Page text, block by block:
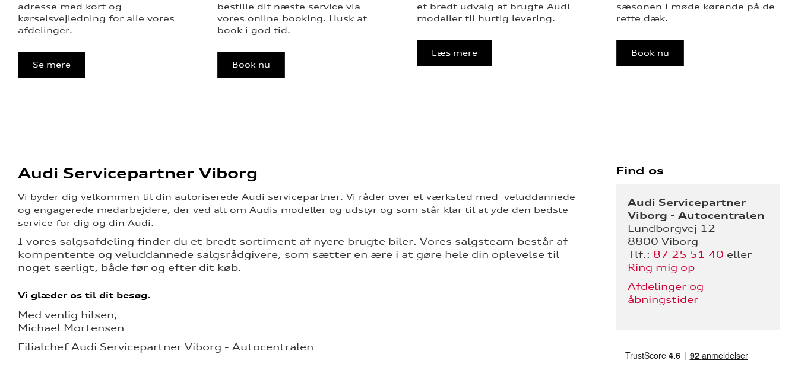
adresse med kort og
kørselsvejledning for alle vores
afdelinger.
Se mere
bestille dit næste service via
vores online booking. Husk at
book i god tid.
Book nu
et bredt udvalg af brugte Audi
modeller til hurtig levering.
Læs mere
sæsonen i møde kørende på de
rette dæk.
Book nu
Audi Servicepartner Viborg
Vi byder dig velkommen til din autoriserede Audi servicepartner. Vi råder over et værksted med veluddannede
og engagerede medarbejdere, der ved alt om Audis modeller og udstyr og som står klar til at yde den bedste
service for dig og din Audi.
I vores salgsafdeling finder du et bredt sortiment af nyere brugte biler. Vores salgsteam består af
kompentente og veluddannede salgsrådgivere, som sætter en ære i at gøre hele din oplevelse til
noget særligt, både før og efter dit køb.
Vi glæder os til dit besøg.
Med venlig hilsen,
Michael Mortensen
Filialchef Audi Servicepartner Viborg - Autocentralen
Find os
Audi Servicepartner
Viborg - Autocentralen
Lundborgvej 12
8800 Viborg
Tlf.: 87 25 51 40 eller
Ring mig op
Afdelinger og
åbningstider